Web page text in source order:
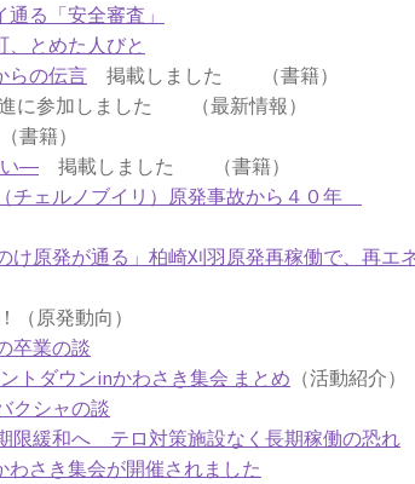
る「安全審査」
とめた人びと
の伝言 掲載しました （書籍）
に参加しました （最新情報）
籍）
い― 掲載しました （書籍）
チェルノブイリ）原発事故から４０年
原発が通る」柏崎刈羽原発再稼働で、再エ
原発動向）
卒業の談
トダウンinかわさき集会 まとめ （活動紹介）
クシャの談
緩和へ テロ対策施設なく長期稼働の恐れ
わさき集会が開催されました